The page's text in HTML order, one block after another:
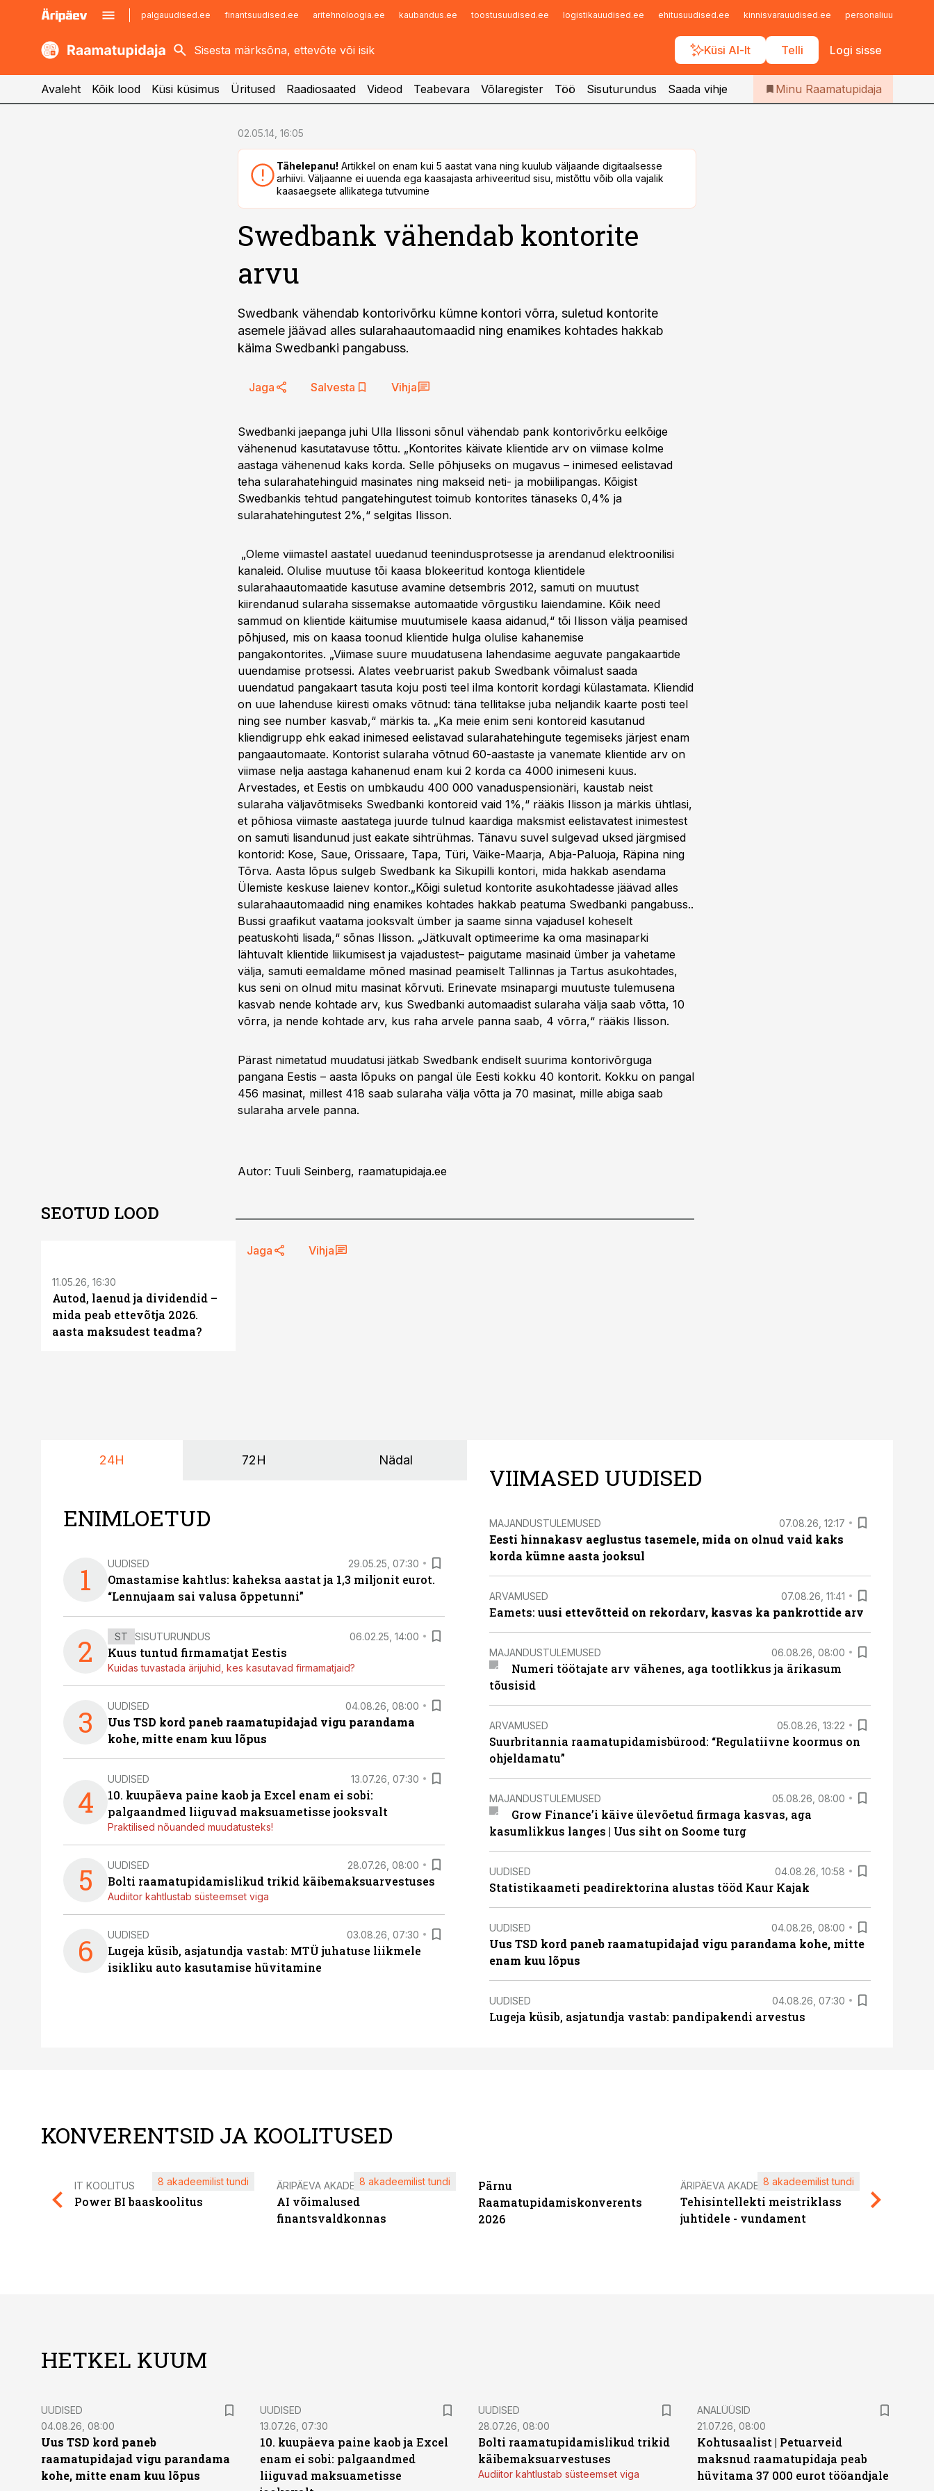
palgauudised.ee finantsuudised.ee aritehnoloogia.ee kaubandus.ee toostusuudised.ee logistikauudised.ee ehitusuudised.ee kinnisvarauudised.ee personaliuudised.ee
Küsi AI-lt Telli Logi sisse
kaubandus.ee
kinnisvarauudised.ee
imelineajalugu.ee
Infopank
Iseteenindus
Telli Raamatupidaja
Avaleht Kõik lood Küsi küsimus Üritused Raadiosaated Videod Teabevara Võlaregister Töö Sisuturundus Saada vihje Minu Raamatupidaja
02.05.14, 16:05
Tähelepanu! Artikkel on enam kui 5 aastat vana ning kuulub väljaande digitaalsesse
arhiivi. Väljaanne ei uuenda ega kaasajasta arhiveeritud sisu, mistõttu võib olla vajalik
kaasaegsete allikatega tutvumine
Swedbank vähendab kontorite
arvu
Swedbank vähendab kontorivõrku kümne kontori võrra, suletud kontorite
asemele jäävad alles sularahaautomaadid ning enamikes kohtades hakkab
käima Swedbanki pangabuss.
Jaga Salvesta Vihja
Swedbanki jaepanga juhi Ulla Ilissoni sõnul vähendab pank kontorivõrku eelkõige
vähenenud kasutatavuse tõttu. „Kontorites käivate klientide arv on viimase kolme
aastaga vähenenud kaks korda. Selle põhjuseks on mugavus – inimesed eelistavad
teha sularahatehinguid masinates ning makseid neti- ja mobiilipangas. Kõigist
Swedbankis tehtud pangatehingutest toimub kontorites tänaseks 0,4% ja
sularahatehingutest 2%,“ selgitas Ilisson.
„Oleme viimastel aastatel uuedanud teenindusprotsesse ja arendanud elektroonilisi
kanaleid. Olulise muutuse tõi kaasa blokeeritud kontoga klientidele
sularahaautomaatide kasutuse avamine detsembris 2012, samuti on muutust
kiirendanud sularaha sissemakse automaatide võrgustiku laiendamine. Kõik need
sammud on klientide käitumise muutumisele kaasa aidanud,“ tõi Ilisson välja peamised
põhjused, mis on kaasa toonud klientide hulga olulise kahanemise
pangakontorites. „Viimase suure muudatusena lahendasime aeguvate pangakaartide
uuendamise protsessi. Alates veebruarist pakub Swedbank võimalust saada
uuendatud pangakaart tasuta koju posti teel ilma kontorit kordagi külastamata. Kliendid
on uue lahenduse kiiresti omaks võtnud: täna tellitakse juba neljandik kaarte posti teel
ning see number kasvab,“ märkis ta. „Ka meie enim seni kontoreid kasutanud
kliendigrupp ehk eakad inimesed eelistavad sularahatehingute tegemiseks järjest enam
pangaautomaate. Kontorist sularaha võtnud 60-aastaste ja vanemate klientide arv on
viimase nelja aastaga kahanenud enam kui 2 korda ca 4000 inimeseni kuus.
Arvestades, et Eestis on umbkaudu 400 000 vanaduspensionäri, kaustab neist
sularaha väljavõtmiseks Swedbanki kontoreid vaid 1%,“ rääkis Ilisson ja märkis ühtlasi,
et põhiosa viimaste aastatega juurde tulnud kaardiga maksmist eelistavatest inimestest
on samuti lisandunud just eakate sihtrühmas. Tänavu suvel sulgevad uksed järgmised
kontorid: Kose, Saue, Orissaare, Tapa, Türi, Väike-Maarja, Abja-Paluoja, Räpina ning
Tõrva. Aasta lõpus sulgeb Swedbank ka Sikupilli kontori, mida hakkab asendama
Ülemiste keskuse laienev kontor.„Kõigi suletud kontorite asukohtadesse jäävad alles
sularahaautomaadid ning enamikes kohtades hakkab peatuma Swedbanki pangabuss..
Bussi graafikut vaatama jooksvalt ümber ja saame sinna vajadusel koheselt
peatuskohti lisada,“ sõnas Ilisson. „Jätkuvalt optimeerime ka oma masinaparki
lähtuvalt klientide liikumisest ja vajadustest– paigutame masinaid ümber ja vahetame
välja, samuti eemaldame mõned masinad peamiselt Tallinnas ja Tartus asukohtades,
kus seni on olnud mitu masinat kõrvuti. Erinevate msinapargi muutuste tulemusena
kasvab nende kohtade arv, kus Swedbanki automaadist sularaha välja saab võtta, 10
võrra, ja nende kohtade arv, kus raha arvele panna saab, 4 võrra,“ rääkis Ilisson.
Pärast nimetatud muudatusi jätkab Swedbank endiselt suurima kontorivõrguga
pangana Eestis – aasta lõpuks on pangal üle Eesti kokku 40 kontorit. Kokku on pangal
456 masinat, millest 418 saab sularaha välja võtta ja 70 masinat, mille abiga saab
sularaha arvele panna.
Autor: Tuuli Seinberg, raamatupidaja.ee
Jaga Vihja
SEOTUD LOOD
11.05.26, 16:30
Autod, laenud ja dividendid –
mida peab ettevõtja 2026.
aasta maksudest teadma?
24H 72H Nädal
ENIMLOETUD
1 UUDISED 29.05.25, 07:30
Omastamise kahtlus: kaheksa aastat ja 1,3 miljonit eurot.
“Lennujaam sai valusa õppetunni”
2 ST SISUTURUNDUS 06.02.25, 14:00
Kuus tuntud firmamatjat Eestis
Kuidas tuvastada ärijuhid, kes kasutavad firmamatjaid?
3 UUDISED 04.08.26, 08:00
Uus TSD kord paneb raamatupidajad vigu parandama
kohe, mitte enam kuu lõpus
4
UUDISED 13.07.26, 07:30
10. kuupäeva paine kaob ja Excel enam ei sobi:
palgaandmed liiguvad maksuametisse jooksvalt
Praktilised nõuanded muudatusteks!
5 UUDISED 28.07.26, 08:00
Bolti raamatupidamislikud trikid käibemaksuarvestuses
Audiitor kahtlustab süsteemset viga
6 UUDISED 03.08.26, 07:30
Lugeja küsib, asjatundja vastab: MTÜ juhatuse liikmele
isikliku auto kasutamise hüvitamine
VIIMASED UUDISED
MAJANDUSTULEMUSED 07.08.26, 12:17
Eesti hinnakasv aeglustus tasemele, mida on olnud vaid kaks
korda kümne aasta jooksul
ARVAMUSED 07.08.26, 11:41
Eamets: uusi ettevõtteid on rekordarv, kasvas ka pankrottide arv
MAJANDUSTULEMUSED 06.08.26, 08:00
Numeri töötajate arv vähenes, aga tootlikkus ja ärikasum
tõusisid
ARVAMUSED 05.08.26, 13:22
Suurbritannia raamatupidamisbürood: “Regulatiivne koormus on
ohjeldamatu”
MAJANDUSTULEMUSED 05.08.26, 08:00
Grow Finance’i käive ülevõetud firmaga kasvas, aga
kasumlikkus langes | Uus siht on Soome turg
UUDISED 04.08.26, 10:58
Statistikaameti peadirektorina alustas tööd Kaur Kajak
UUDISED 04.08.26, 08:00
Uus TSD kord paneb raamatupidajad vigu parandama kohe, mitte
enam kuu lõpus
UUDISED 04.08.26, 07:30
Lugeja küsib, asjatundja vastab: pandipakendi arvestus
KONVERENTSID JA KOOLITUSED
IT KOOLITUS
Power BI baaskoolitus
8 akadeemilist tundi ÄRIPÄEVA AKADEEMIA
AI võimalused
finantsvaldkonnas
8 akadeemilist tundi
Pärnu
Raamatupidamiskonverents
2026
ÄRIPÄEVA AKADEEMIA
Tehisintellekti meistriklass
juhtidele - vundament
8 akadeemilist tundi
HETKEL KUUM
UUDISED
04.08.26, 08:00
Uus TSD kord paneb
raamatupidajad vigu parandama
kohe, mitte enam kuu lõpus
UUDISED
13.07.26, 07:30
10. kuupäeva paine kaob ja Excel
enam ei sobi: palgaandmed
liiguvad maksuametisse
UUDISED
28.07.26, 08:00
Bolti raamatupidamislikud trikid
käibemaksuarvestuses
Audiitor kahtlustab süsteemset viga
ANALÜÜSID
21.07.26, 08:00
Kohtusaalist | Petuarveid
maksnud raamatupidaja peab
hüvitama 37 000 eurot tööandjale